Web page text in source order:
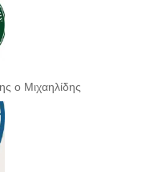
ο Μιχαηλίδης